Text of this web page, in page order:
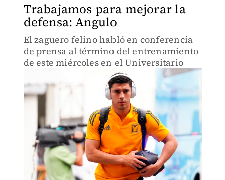
Trabajamos para mejorar la
defensa: Angulo
El zaguero felino habló en conferencia
de prensa al término del entrenamiento
de este miércoles en el Universitario